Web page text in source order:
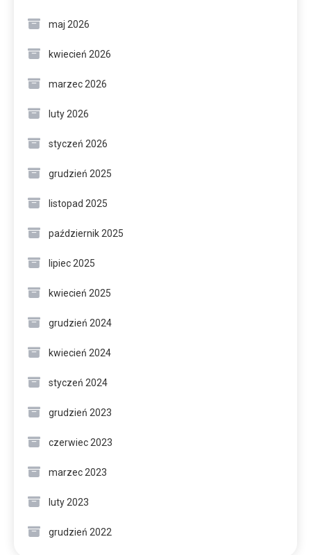
maj 2026
kwiecień 2026
marzec 2026
luty 2026
styczeń 2026
grudzień 2025
listopad 2025
październik 2025
lipiec 2025
kwiecień 2025
grudzień 2024
kwiecień 2024
styczeń 2024
grudzień 2023
czerwiec 2023
marzec 2023
luty 2023
grudzień 2022